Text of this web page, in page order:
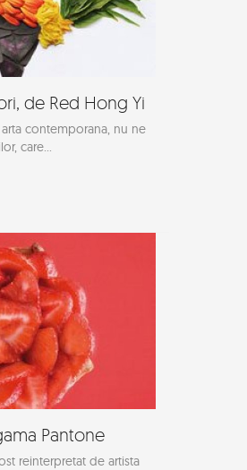
de Red Hong Yi
contemporana, nu ne
care...
Pantone
reinterpretat de artista